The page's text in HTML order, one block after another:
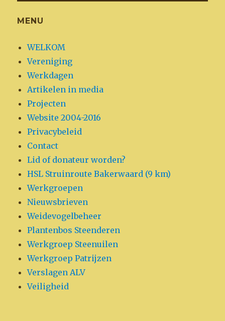
MENU
WELKOM
Vereniging
Werkdagen
Artikelen in media
Projecten
Website 2004-2016
Privacybeleid
Contact
Lid of donateur worden?
HSL Struinroute Bakerwaard (9 km)
Werkgroepen
Nieuwsbrieven
Weidevogelbeheer
Plantenbos Steenderen
Werkgroep Steenuilen
Werkgroep Patrijzen
Verslagen ALV
Veiligheid